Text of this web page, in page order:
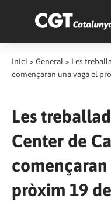
Inici > General > Les
començaran una vaga el
Les
Center de
pròxim 19